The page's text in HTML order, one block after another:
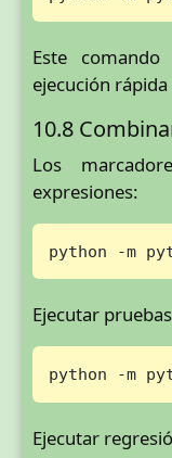
Este
ejecución
10.8
Los
expresiones:
python -m
Ejecutar
python -m
Ejecutar